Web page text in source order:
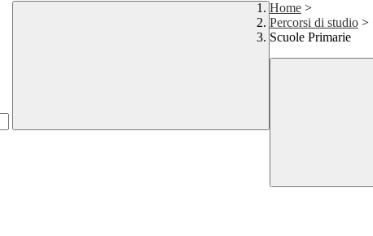
Home >
Percorsi di studio >
Scuole Primarie